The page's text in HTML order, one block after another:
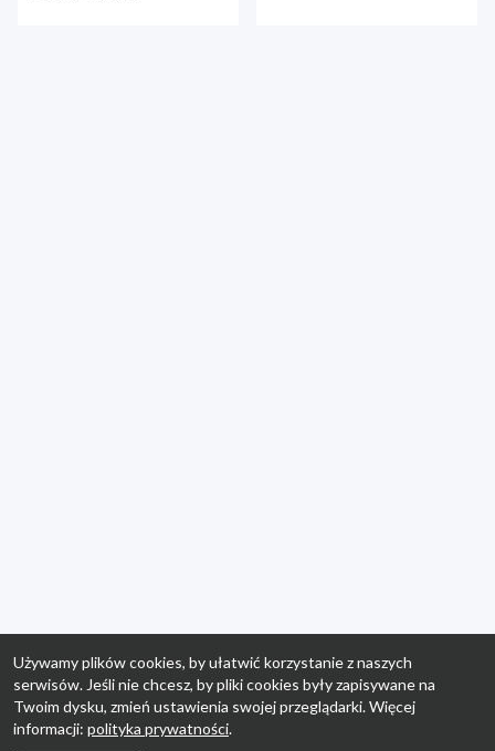
Używamy plików cookies, by ułatwić korzystanie z naszych
serwisów. Jeśli nie chcesz, by pliki cookies były zapisywane na
Twoim dysku, zmień ustawienia swojej przeglądarki. Więcej
informacji: polityka prywatności.